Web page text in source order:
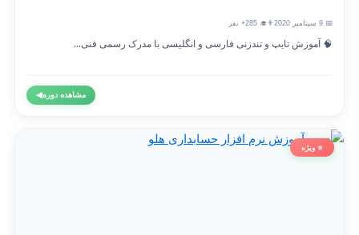
👨‍🎓 285+ نفر
🧠 آموزش تایپ و تندزنی فارسی و انگلیسی با مدرک رسمی فنی...
مشاهده دوره◀
⭐ ویژه